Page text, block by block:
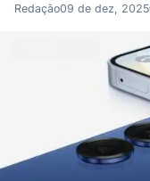
Redação09 de dez, 2025